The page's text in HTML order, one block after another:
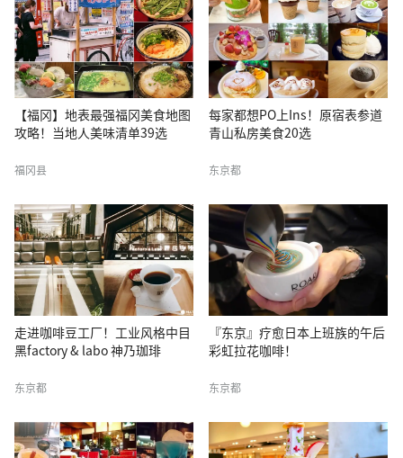
【福冈】地表最强福冈美食地图
攻略！当地人美味清单39选
福冈县
每家都想PO上Ins！原宿表参道
青山私房美食20选
东京都
走进咖啡豆工厂！工业风格中目
黑factory & labo 神乃珈琲
东京都
『东京』疗愈日本上班族的午后
彩虹拉花咖啡！
东京都